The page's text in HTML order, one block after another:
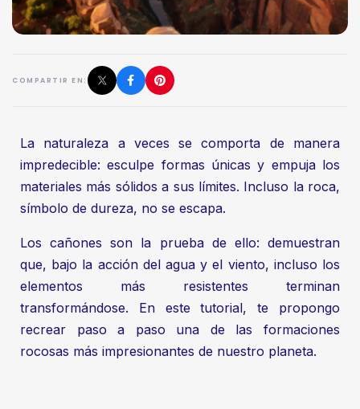
COMPARTIR EN:
La naturaleza a veces se comporta de manera
impredecible: esculpe formas únicas y empuja los
materiales más sólidos a sus límites. Incluso la roca,
símbolo de dureza, no se escapa.
Los cañones son la prueba de ello: demuestran
que, bajo la acción del agua y el viento, incluso los
elementos más resistentes terminan
transformándose. En este tutorial, te propongo
recrear paso a paso una de las formaciones
rocosas más impresionantes de nuestro planeta.